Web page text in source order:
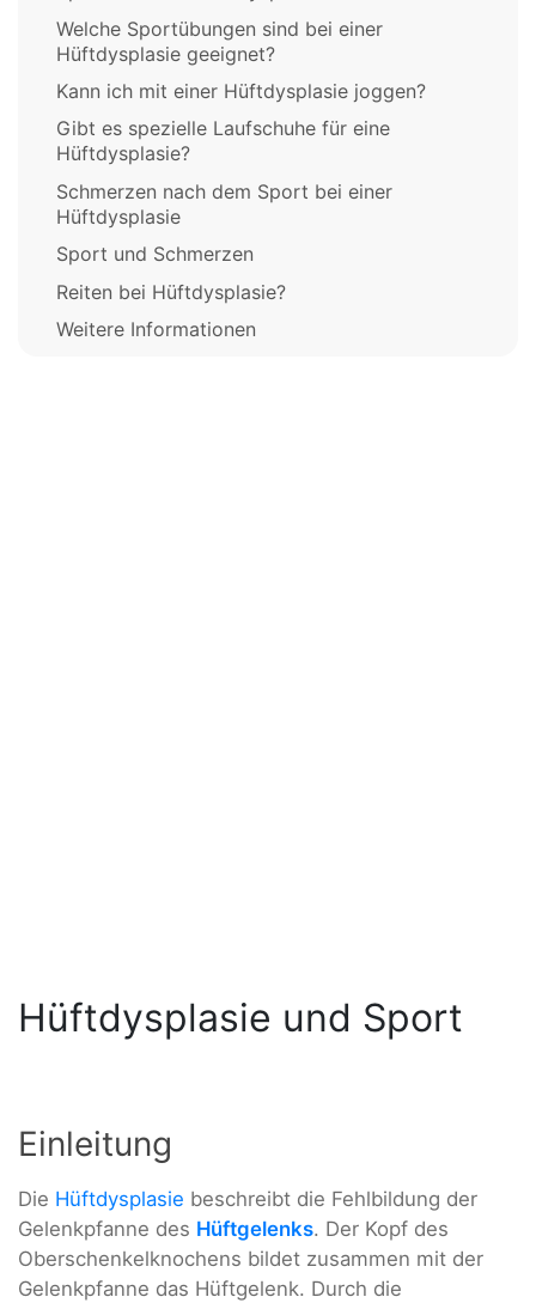
Welche Sportübungen sind bei einer
Hüftdysplasie geeignet?
Kann ich mit einer Hüftdysplasie joggen?
Gibt es spezielle Laufschuhe für eine
Hüftdysplasie?
Schmerzen nach dem Sport bei einer
Hüftdysplasie
Sport und Schmerzen
Reiten bei Hüftdysplasie?
Weitere Informationen
Hüftdysplasie und Sport
Einleitung
Die Hüftdysplasie beschreibt die Fehlbildung der
Gelenkpfanne des Hüftgelenks. Der Kopf des
Oberschenkelknochens bildet zusammen mit der
Gelenkpfanne das Hüftgelenk. Durch die